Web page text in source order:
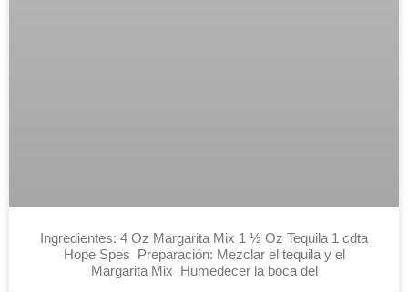
Ingredientes: 4 Oz Margarita Mix 1 ½ Oz Tequila 1 cdta
Hope Spes Preparación: Mezclar el tequila y el
Margarita Mix Humedecer la boca del